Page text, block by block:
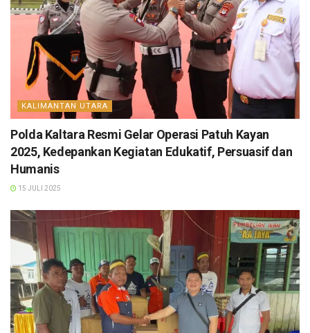
KALIMANTAN UTARA
Polda Kaltara Resmi Gelar Operasi Patuh Kayan
2025, Kedepankan Kegiatan Edukatif, Persuasif dan
Humanis
15 JULI 2025